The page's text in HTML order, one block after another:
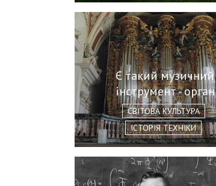
Є такий музичний
інструмент - орган
СВІТОВА КУЛЬТУРА
ІСТОРІЯ ТЕХНІКИ